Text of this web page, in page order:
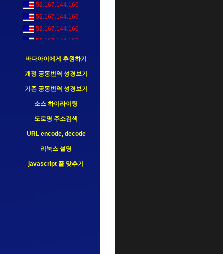
52.167.144.166
52.167.144.166
52.167.144.166
52.167.144.166
바다아이에게 후원하기
개정 공동번역 성경보기
기존 공동번역 성경보기
소스 하이라이팅
도로명 주소검색
URL encode, decode
리눅스 설명
javascript 줄 맞추기